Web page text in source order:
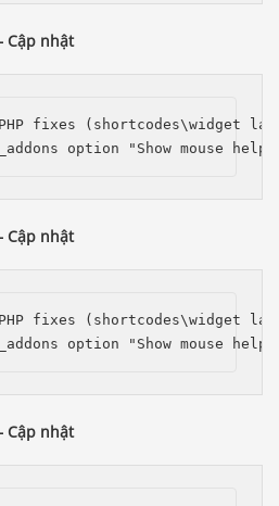
Cập nhật
fixes (shortcodes\widget
option "Show mouse
Cập nhật
fixes (shortcodes\widget
option "Show mouse
Cập nhật